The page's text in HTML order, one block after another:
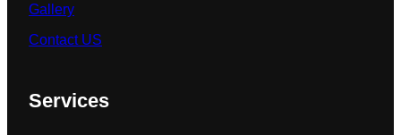
Gallery
Contact US
Services